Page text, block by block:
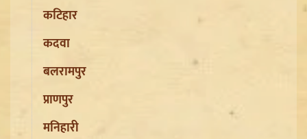
Jantar Mantar से अदालत तक: Brij Bhushan के खिलाफ
यौन उत्पीड़न मामले में Legal Battle का अंत
कटिहार
कदवा
बलरामपुर
प्राणपुर
मनिहारी